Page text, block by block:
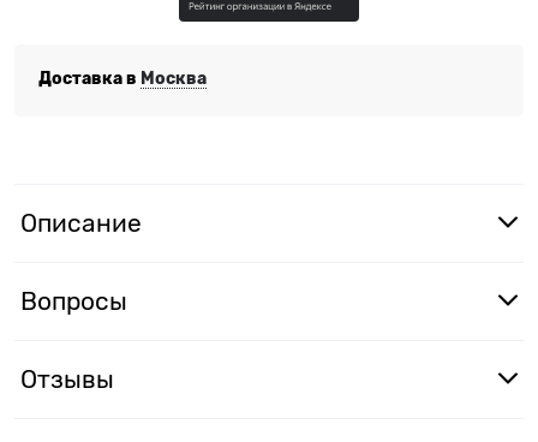
Доставка в Москва
Описание
Вопросы
Отзывы